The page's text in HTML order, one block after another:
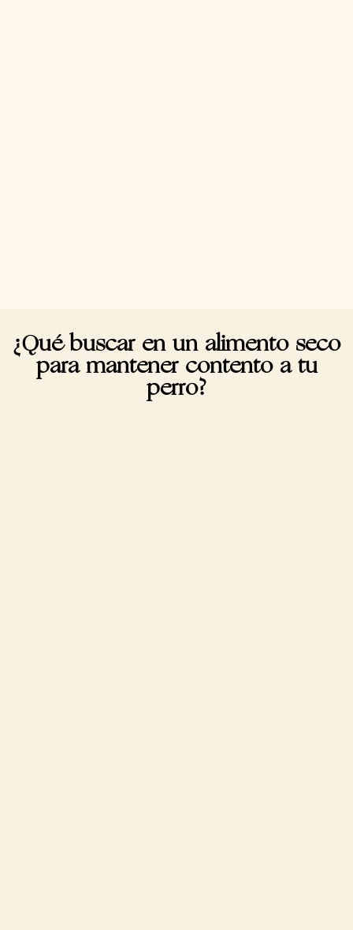
¿Qué buscar en un alimento seco
para mantener contento a tu
perro?